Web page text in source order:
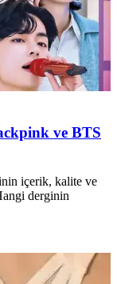
ve BTS
içerik, kalite ve
derginin